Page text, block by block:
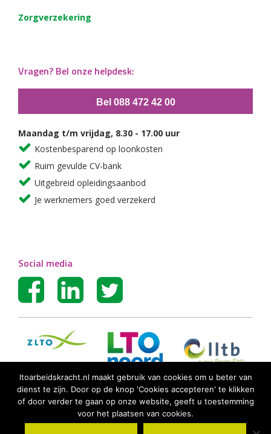
Zorgverzekering
Vragen? Bel onze helpdesk:
Bel 088 472 42 00
Maandag t/m vrijdag, 8.30 - 17.00 uur
Kostenbesparend op loonkosten
Ruim gevulde CV-bank
Uitgebreid opleidingsaanbod
Je werknemers goed verzekerd
Social media
ltoarbeidskracht.nl maakt gebruik van cookies om u beter van
dienst te zijn. Door op de knop 'Cookies accepteren' te klikken
of door verder te gaan op onze website, geeft u toestemming
voor het plaatsen van cookies.